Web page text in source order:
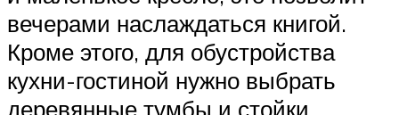
вечерами наслаждаться книгой.
Кроме этого, для обустройства
кухни-гостиной нужно выбрать
деревянные тумбы и стойки